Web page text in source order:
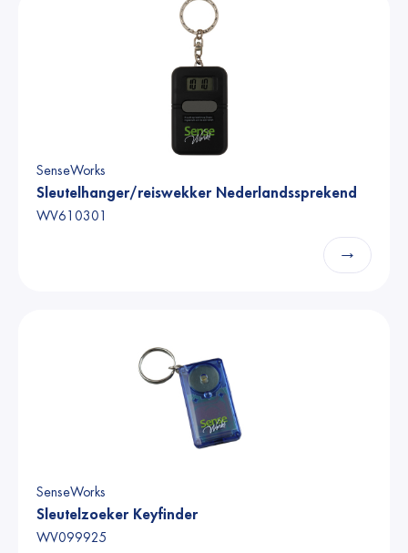
SenseWorks
Sleutelhanger/reiswekker Nederlandssprekend
WV610301
→
SenseWorks
Sleutelzoeker Keyfinder
WV099925